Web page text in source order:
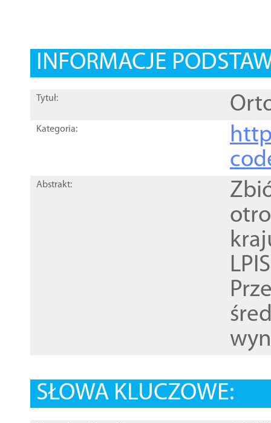
INFORMACJE
Tytuł:
Kategoria:
Abstrakt:
SŁOWA KLUCZOWE: